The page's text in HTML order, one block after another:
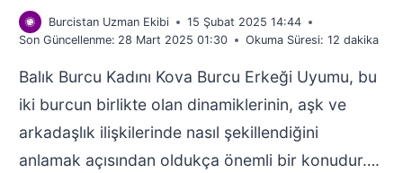
Burcistan Uzman Ekibi
15 Şubat 2025 14:44
Son Güncellenme: 28 Mart 2025 01:30 Okuma Süresi: 12 dakika
Balık Burcu Kadını Kova Burcu Erkeği Uyumu, bu
iki burcun birlikte olan dinamiklerinin, aşk ve
arkadaşlık ilişkilerinde nasıl şekillendiğini
anlamak açısından oldukça önemli bir konudur….